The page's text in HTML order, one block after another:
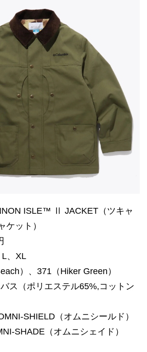
ISLE™ Ⅱ JACKET（ツキャ
ット）
、XL
）、371（Hiker Green）
ス（ポリエステル65%,コットン
SHIELD（オムニシールド）
SHADE（オムニシェイド）